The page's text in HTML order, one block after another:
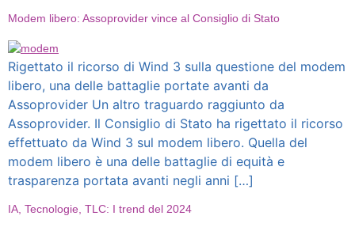
Modem libero: Assoprovider vince al Consiglio di Stato
Rigettato il ricorso di Wind 3 sulla questione del modem
libero, una delle battaglie portate avanti da
Assoprovider Un altro traguardo raggiunto da
Assoprovider. Il Consiglio di Stato ha rigettato il ricorso
effettuato da Wind 3 sul modem libero. Quella del
modem libero è una delle battaglie di equità e
trasparenza portata avanti negli anni […]
IA, Tecnologie, TLC: I trend del 2024